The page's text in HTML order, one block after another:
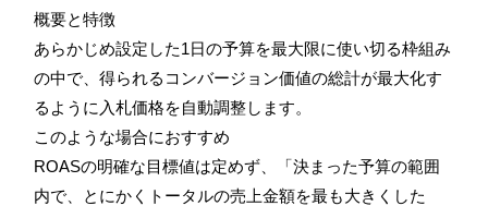
概要と特徴
あらかじめ設定した1日の予算を最大限に使い切る枠組み
の中で、得られるコンバージョン価値の総計が最大化す
るように入札価格を自動調整します。
このような場合におすすめ
ROASの明確な目標値は定めず、「決まった予算の範囲
内で、とにかくトータルの売上金額を最も大きくした